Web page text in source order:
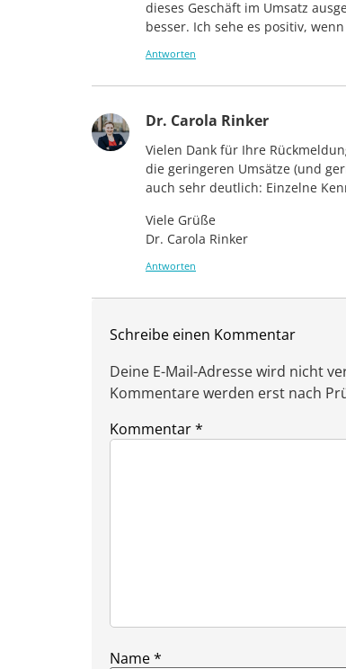
dieses Geschäft im Umsatz
besser. Ich sehe es positiv,
Antworten
Dr. Carola Rinker
Vielen Dank für Ihre
die geringeren Umsätze (und
auch sehr deutlich: Einzelne
Viele Grüße
Dr. Carola Rinker
Antworten
Schreibe einen Kommentar
Deine E-Mail-Adresse wird nicht
Kommentare werden erst nach
Kommentar*
Name*